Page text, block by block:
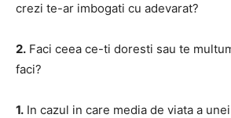
crezi te-ar imbogati cu adevarat?
2. Faci ceea ce-ti doresti sau te
faci?
1. In cazul in care media de viata a